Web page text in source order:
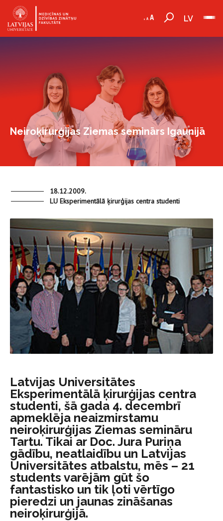
LV
Neiroķirurģijas Ziemas seminārs Igaunijā
18.12.2009.
LU Eksperimentālā ķirurģijas centra studenti
Latvijas Universitātes
Eksperimentālā ķirurģijas centra
studenti, šā gada 4. decembrī
apmeklēja neaizmirstamu
neiroķirurģijas Ziemas semināru
Tartu. Tikai ar Doc. Jura Puriņa
gādību, neatlaidību un Latvijas
Universitātes atbalstu, mēs – 21
students varējām gūt šo
fantastisko un tik ļoti vērtīgo
pieredzi un jaunas zināšanas
neiroķirurģijā.